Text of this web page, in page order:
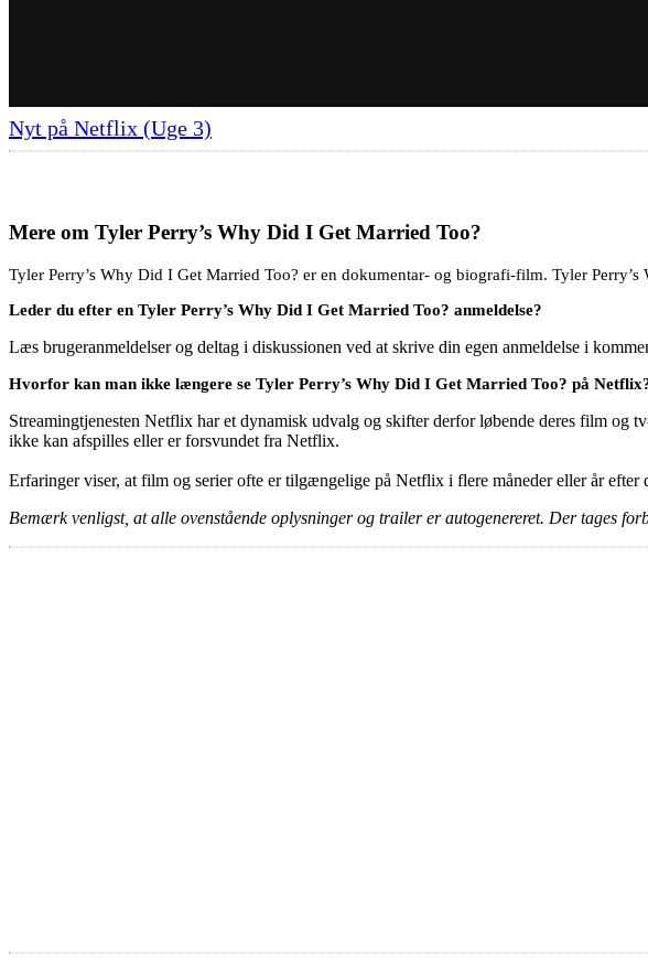
Nyt på Netflix (Uge 3)
Mere om Tyler Perry’s Why Did I Get Married Too?
Tyler Perry’s Why Did I Get Married Too? er en dokumentar- og biografi-film. Tyler
Leder du efter en Tyler Perry’s Why Did I Get Married Too? anmeldelse?
Læs brugeranmeldelser og deltag i diskussionen ved at skrive din egen anmeldelse i
Hvorfor kan man ikke længere se Tyler Perry’s Why Did I Get Married Too? på
Streamingtjenesten Netflix har et dynamisk udvalg og skifter derfor løbende deres film og
ikke kan afspilles eller er forsvundet fra Netflix.
Erfaringer viser, at film og serier ofte er tilgængelige på Netflix i flere måneder eller år efter
Bemærk venligst, at alle ovenstående oplysninger og trailer er autogenereret. Der tages